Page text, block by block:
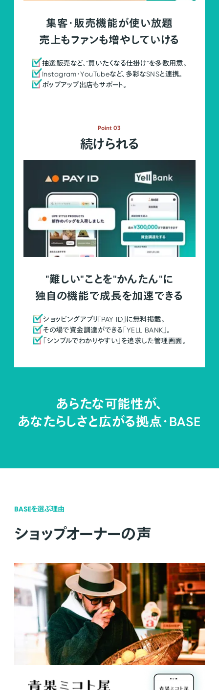
集客・販売機能が使い放題
売上もファンも増やしていける
抽選販売など、"買いたくなる仕掛け"を多数用意。
Instagram・YouTubeなど、多彩なSNSと連携。
ポップアップ出店もサポート。
Point 03
続けられる
"難しい"ことを"かんたん"に
独自の機能で成長を加速できる
ショッピングアプリ「PAY ID」に無料掲載。
その場で資金調達ができる「YELL BANK」。
「シンプルでわかりやすい」を追求した管理画面。
あらたな可能性が、
あなたらしさと広がる拠点・BASE
BASEを選ぶ理由
ショップオーナーの声